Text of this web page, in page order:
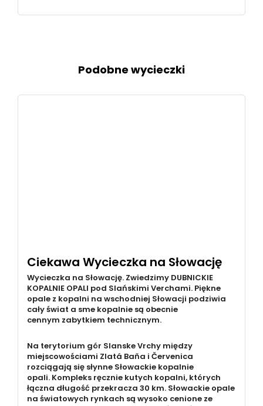
Podobne wycieczki
Ciekawa Wycieczka na Słowację
Wycieczka na Słowację. Zwiedzimy DUBNICKIE
KOPALNIE OPALI pod Slańskimi Verchami. Piękne
opale z kopalni na wschodniej Słowacji podziwia
cały świat a sme kopalnie są obecnie
cennym zabytkiem technicznym.
Na terytorium gór Slanske Vrchy między
miejscowościami Zlatá Baňa i Červenica
rozciągają się słynne Słowackie kopalnie
opali. Kompleks ręcznie kutych kopalni, których
łączna długość przekracza 30 km. Słowackie opale
na światowych rynkach są wysoko cenione ze